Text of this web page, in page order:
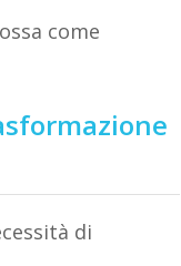
come
di